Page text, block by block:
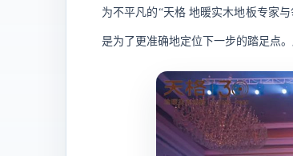
为不平凡的“天格 地暖实木地板专家
是为了更准确地定位下一步的踏足点